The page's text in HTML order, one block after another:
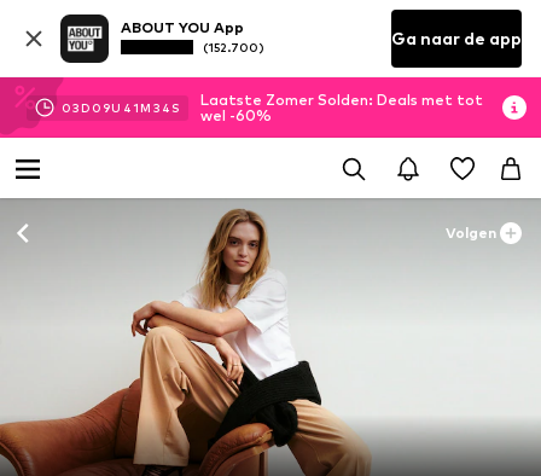
ABOUT YOU App
(152.700) Ga naar de app
03D 09U 41M 32 S
Laatste Zomer Solden: Deals met tot
wel -60%
Volgen